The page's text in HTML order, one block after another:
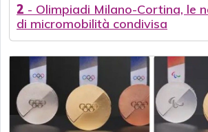
2 - Olimpiadi Milano-Cortina, le
di micromobilità condivisa